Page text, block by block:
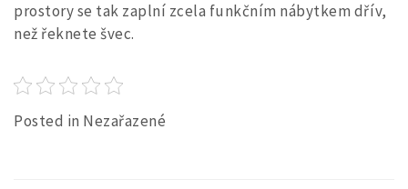
prostory se tak zaplní zcela funkčním nábytkem dřív,
než řeknete švec.
Posted in Nezařazené